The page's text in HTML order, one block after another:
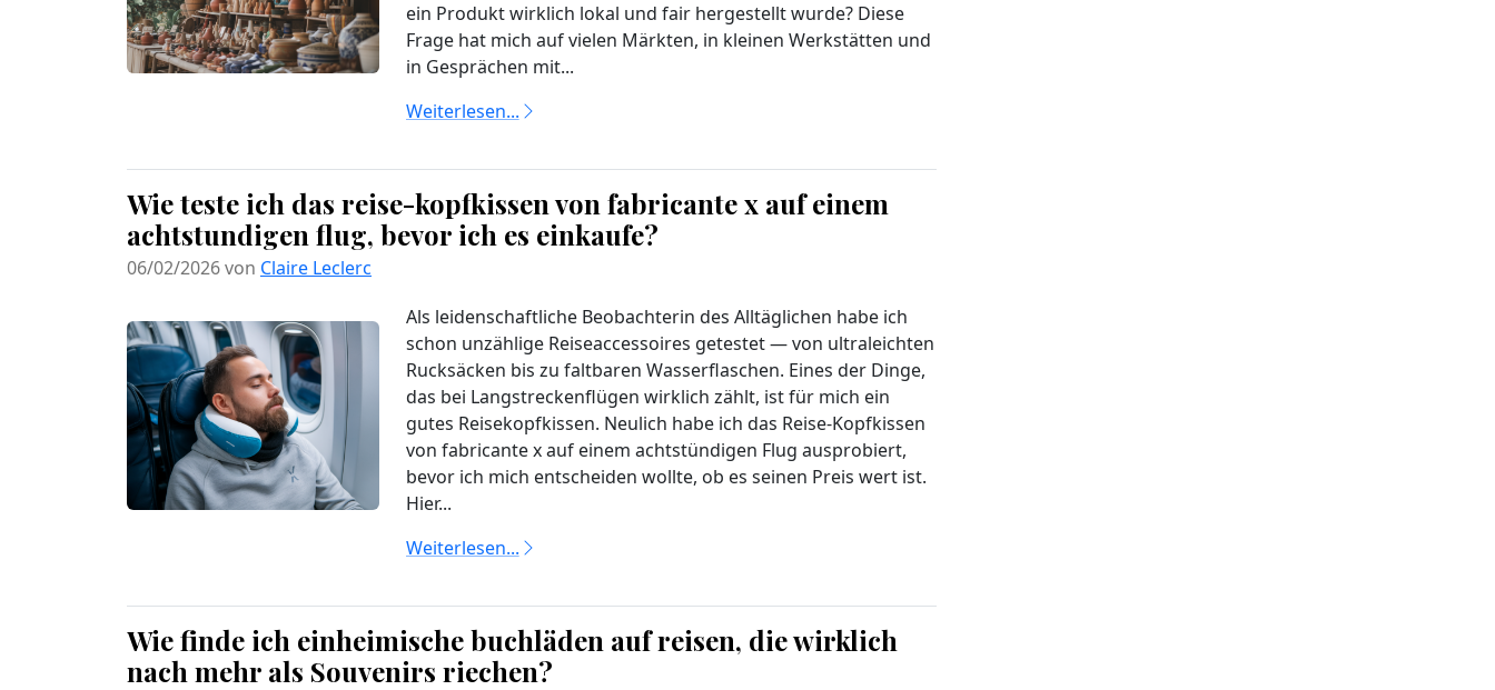
ein Produkt wirklich lokal und fair hergestellt wurde? Diese
Frage hat mich auf vielen Märkten, in kleinen Werkstätten und
in Gesprächen mit...
Weiterlesen...
Wie teste ich das reise-kopfkissen von fabricante x auf einem
achtstundigen flug, bevor ich es einkaufe?
06/02/2026 von Claire Leclerc
Als leidenschaftliche Beobachterin des Alltäglichen habe ich
schon unzählige Reiseaccessoires getestet — von ultraleichten
Rucksäcken bis zu faltbaren Wasserflaschen. Eines der Dinge,
das bei Langstreckenflügen wirklich zählt, ist für mich ein
gutes Reisekopfkissen. Neulich habe ich das Reise-Kopfkissen
von fabricante x auf einem achtstündigen Flug ausprobiert,
bevor ich mich entscheiden wollte, ob es seinen Preis wert ist.
Hier...
Weiterlesen...
Wie finde ich einheimische buchläden auf reisen, die wirklich
nach mehr als Souvenirs riechen?